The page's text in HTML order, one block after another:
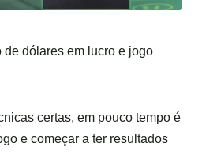
de dólares em lucro e jogo
certas, em pouco tempo é
e começar a ter resultados